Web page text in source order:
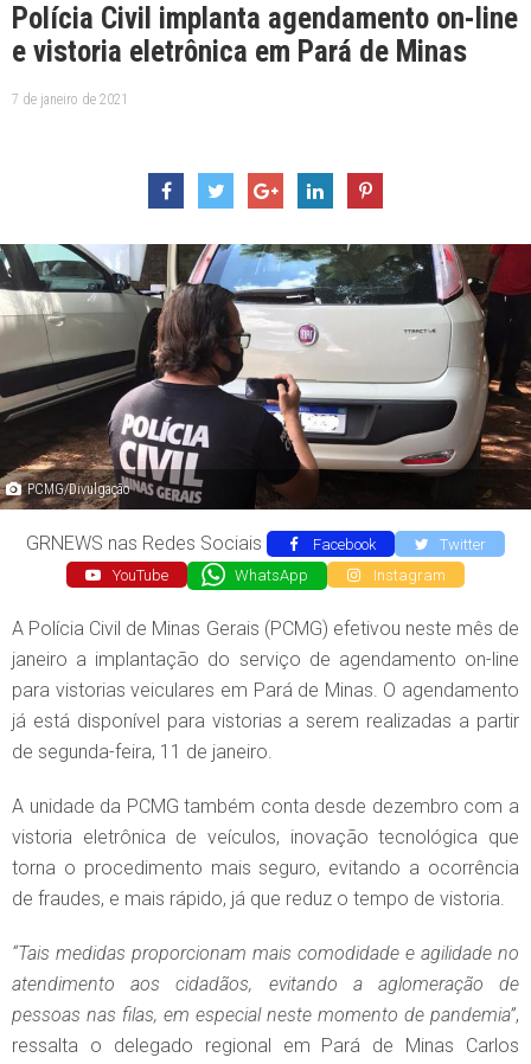
Polícia Civil implanta agendamento on-line
e vistoria eletrônica em Pará de Minas
7 de janeiro de 2021
PCMG/Divulgação
GRNEWS nas Redes Sociais Facebook
Twitter
YouTube
WhatsApp Instagram
A Polícia Civil de Minas Gerais (PCMG) efetivou neste mês de
janeiro a implantação do serviço de agendamento on-line
para vistorias veiculares em Pará de Minas. O agendamento
já está disponível para vistorias a serem realizadas a partir
de segunda-feira, 11 de janeiro.
A unidade da PCMG também conta desde dezembro com a
vistoria eletrônica de veículos, inovação tecnológica que
torna o procedimento mais seguro, evitando a ocorrência
de fraudes, e mais rápido, já que reduz o tempo de vistoria.
“Tais medidas proporcionam mais comodidade e agilidade no
atendimento aos cidadãos, evitando a aglomeração de
pessoas nas filas, em especial neste momento de pandemia”,
ressalta o delegado regional em Pará de Minas Carlos